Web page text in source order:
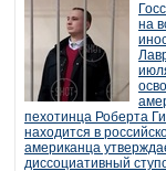
на
пехотинца Роберта
находится в
американца
диссоциативный